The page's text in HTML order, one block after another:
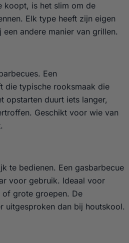
koopt, is het slim om de
Elk type heeft zijn eigen
andere manier van grillen.
Een
die typische rooksmaak die
opstarten duurt iets langer,
Geschikt voor wie van
te bedienen. Een gasbarbecue
voor gebruik. Ideaal voor
grote groepen. De
uitgesproken dan bij houtskool.